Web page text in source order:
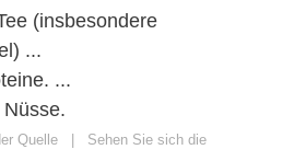
(insbesondere
...
...
Quelle | Sehen Sie sich die